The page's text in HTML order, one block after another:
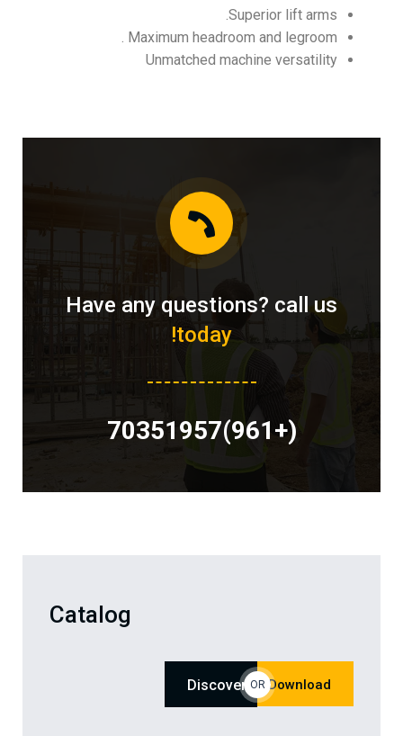
Superior lift arms.
Maximum headroom and legroom .
Unmatched machine versatility
Have any questions? call us
today!
(+961)70351957
Catalog
Download
OR
Discover